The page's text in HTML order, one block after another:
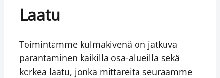
Laatu
Toimintamme kulmakivenä on jatkuva
parantaminen kaikilla osa-alueilla sekä
korkea laatu, jonka mittareita seuraamme